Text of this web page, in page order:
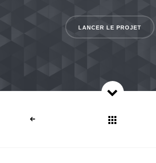
LANCER LE PROJET